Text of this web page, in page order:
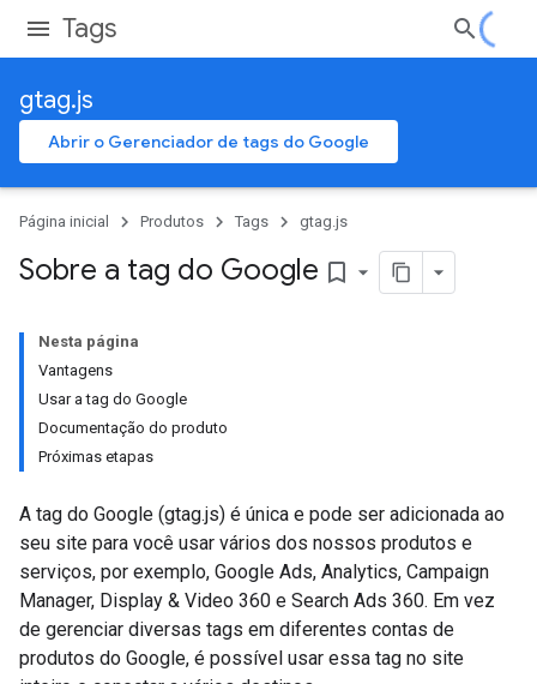
Tags
gtag.js
Abrir o Gerenciador de tags do Google
Página inicial Produtos Tags gtag.js
Sobre a tag do Google bookmark_border
Nesta página
Vantagens
Usar a tag do Google
Documentação do produto
Próximas etapas
A tag do Google (gtag.js) é única e pode ser adicionada ao
seu site para você usar vários dos nossos produtos e
serviços, por exemplo, Google Ads, Analytics, Campaign
Manager, Display & Video 360 e Search Ads 360. Em vez
de gerenciar diversas tags em diferentes contas de
produtos do Google, é possível usar essa tag no site